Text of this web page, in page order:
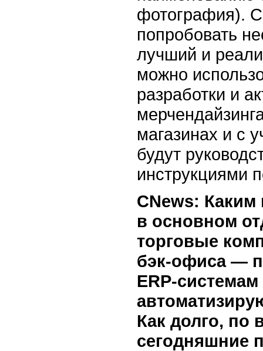
фотография).
попробовать
лучший и
можно
разработки и
магазинах и с
будут
инструкциями
CNews: Каким
в основном
торговые
бэк-офиса—
ERP-системам
Как долго, по
сегодняшние